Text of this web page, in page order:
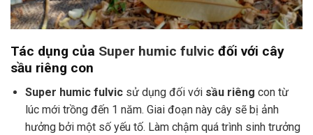
Tác dụng của Super humic fulvic đối với cây
sầu riêng con
Super humic fulvicsử dụng đối với sầu riêng con từ
lúc mới trồng đến 1 năm. Giai đoạn này cây sẽ bị ảnh
hưởng bởi một số yếu tố. Làm chậm quá trình sinh trưởng